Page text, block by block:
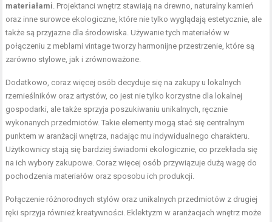
materiałami . Projektanci wnętrz stawiają na drewno, naturalny kamień
oraz inne surowce ekologiczne, które nie tylko wyglądają estetycznie, ale
także są przyjazne dla środowiska. Używanie tych materiałów w
połączeniu z meblami vintage tworzy harmonijne przestrzenie, które są
zarówno stylowe, jak i zrównoważone.
Dodatkowo, coraz więcej osób decyduje się na zakupy u lokalnych
rzemieślników oraz artystów, co jest nie tylko korzystne dla lokalnej
gospodarki, ale także sprzyja poszukiwaniu unikalnych, ręcznie
wykonanych przedmiotów. Takie elementy mogą stać się centralnym
punktem w aranżacji wnętrza, nadając mu indywidualnego charakteru.
Użytkownicy stają się bardziej świadomi ekologicznie, co przekłada się
na ich wybory zakupowe. Coraz więcej osób przywiązuje dużą wagę do
pochodzenia materiałów oraz sposobu ich produkcji.
Połączenie różnorodnych stylów oraz unikalnych przedmiotów z drugiej
ręki sprzyja również kreatywności. Eklektyzm w aranżacjach wnętrz może